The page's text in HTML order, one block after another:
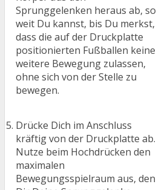
Sprunggelenken heraus ab, so
weit Du kannst, bis Du merkst,
dass die auf der Druckplatte
positionierten Fußballen keine
weitere Bewegung zulassen,
ohne sich von der Stelle zu
bewegen.
Drücke Dich im Anschluss
kräftig von der Druckplatte ab.
Nutze beim Hochdrücken den
maximalen
Bewegungsspielraum aus, den